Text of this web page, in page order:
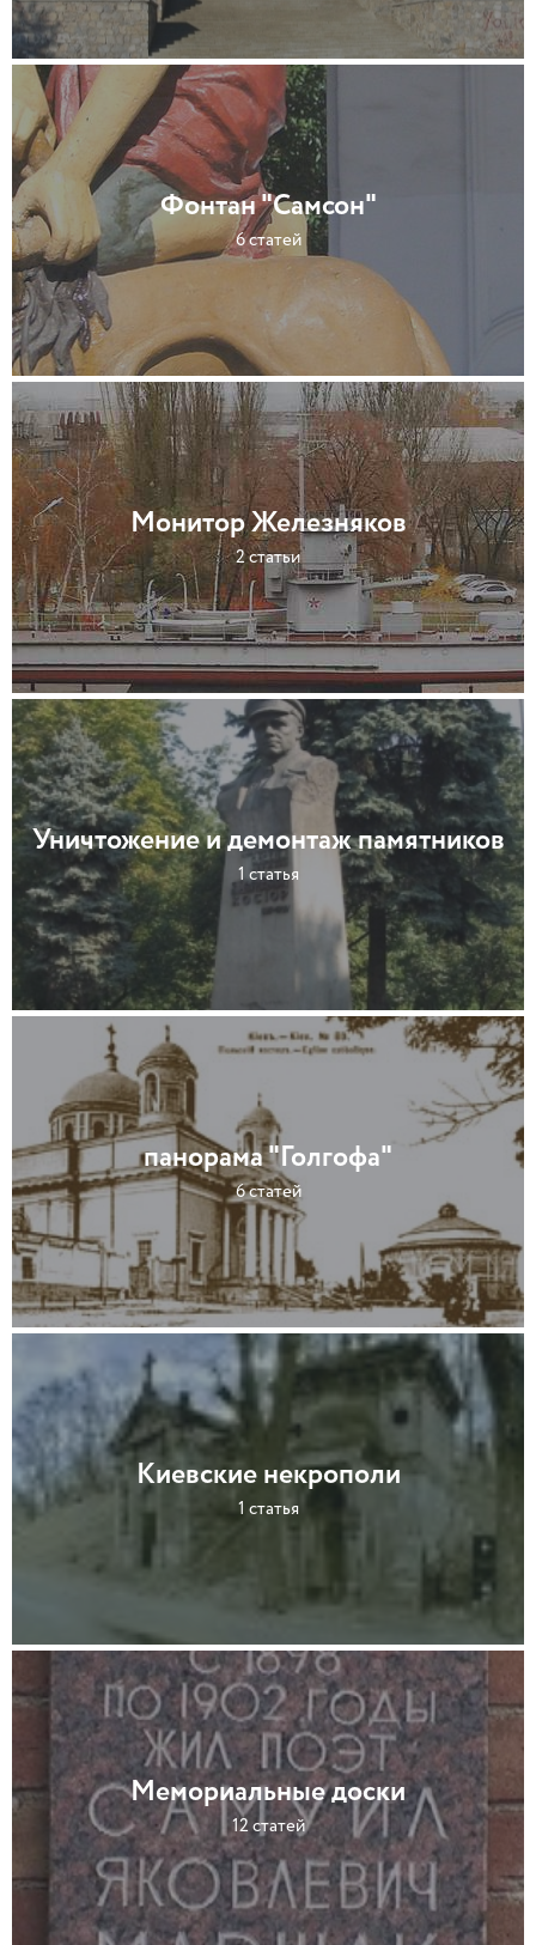
Фонтан "Самсон"
6 статей
Монитор Железняков
2 статьи
Уничтожение и демонтаж памятников
1 статья
панорама "Голгофа"
6 статей
Киевские некрополи
1 статья
Мемориальные доски
12 статей